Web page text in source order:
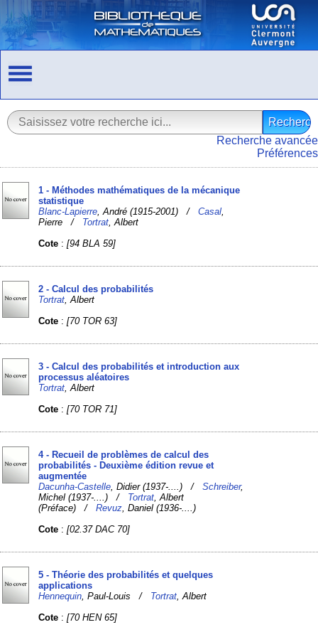
Recherche avancée
Préférences
1 - Méthodes mathématiques de la mécanique
statistique
Blanc-Lapierre , André (1915-2001) /Casal
Pierre / Tortrat , Albert
Cote :[94 BLA 59]
2 - Calcul des probabilités
Tortrat , Albert
Cote :[70 TOR 63]
3 - Calcul des probabilités et introduction aux
processus aléatoires
Tortrat , Albert
Cote :[70 TOR 71]
4 - Recueil de problèmes de calcul des
probabilités - Deuxième édition revue et
augmentée
Dacunha-Castelle , Didier (1937-....) /Schreiber,
Michel (1937-....) / Tortrat , Albert
(Préface) /Revuz , Daniel (1936-....)
Cote :[02.37 DAC 70]
5 - Théorie des probabilités et quelques
applications
Hennequin , Paul-Louis / Tortrat , Albert
Cote :[70 HEN 65]